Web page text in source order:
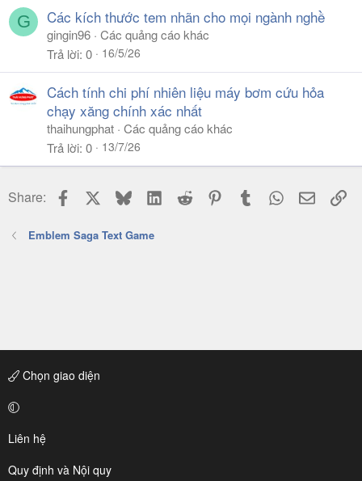
G Các kích thước tem nhãn cho mọi ngành nghề
gingin96 Các quảng cáo khác
Trả lời 0 16/5/26
Cách tính chi phí nhiên liệu máy bơm cứu hỏa
chạy xăng chính xác nhất
thaihungphat Các quảng cáo khác
Trả lời 0 13/7/26
Share: Facebook BlueskyLinkedIn
Reddit PinterestTumblr WhatsApp
Email
Emblem Saga Text Game
Chọn giao diện
Liên hệ
Quy định và Nội quy